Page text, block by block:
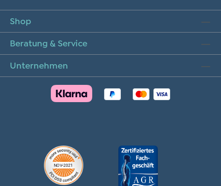
Shop
Beratung & Service
Unternehmen